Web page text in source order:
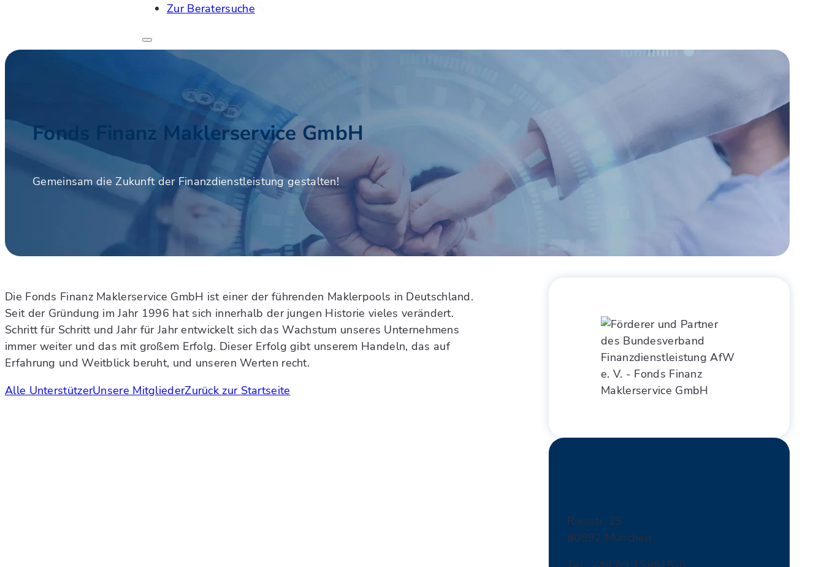
Zur Beratersuche
Fonds Finanz Maklerservice GmbH
Gemeinsam die Zukunft der Finanzdienstleistung gestalten!
Die Fonds Finanz Maklerservice GmbH ist einer der führenden Maklerpools in Deutschland.
Seit der Gründung im Jahr 1996 hat sich innerhalb der jungen Historie vieles verändert.
Schritt für Schritt und Jahr für Jahr entwickelt sich das Wachstum unseres Unternehmens
immer weiter und das mit großem Erfolg. Dieser Erfolg gibt unserem Handeln, das auf
Erfahrung und Weitblick beruht, und unseren Werten recht.
Alle UnterstützerUnsere MitgliederZurück zur Startseite
Riesstr. 25
80992 München